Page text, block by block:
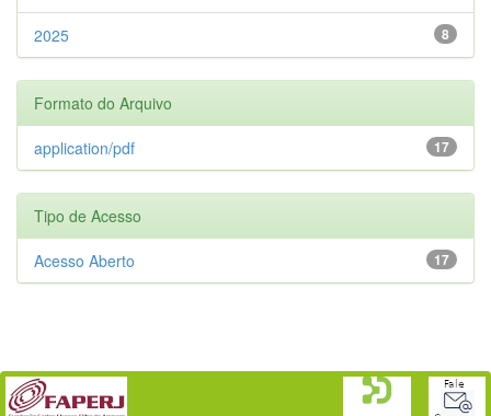
8
2025
Formato do Arquivo
17
application/pdf
Tipo de Acesso
17
Acesso Aberto